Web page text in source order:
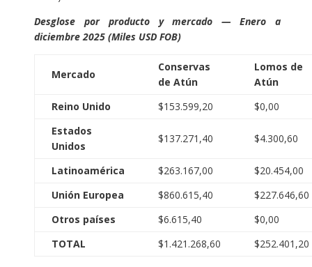
Desglose por producto y mercado — Enero a
diciembre 2025 (Miles USD FOB)
Mercado
Conservas
de Atún
Lomos de
Atún
Reino Unido
$153.599,20
$0,00
Estados
Unidos
$137.271,40 $4.300,60
Latinoamérica $263.167,00
$20.454,00
Unión Europea
$860.615,40
$227.646,60
Otros países
$6.615,40
$0,00
TOTAL
$1.421.268,60 $252.401,20